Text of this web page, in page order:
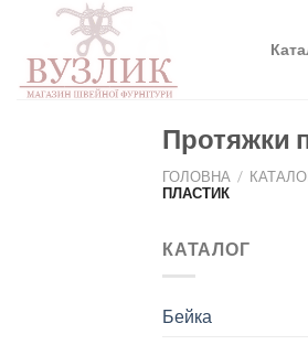
content
Протяжки
ГОЛОВНА /
ПЛАСТИК
КАТАЛОГ
Бейка